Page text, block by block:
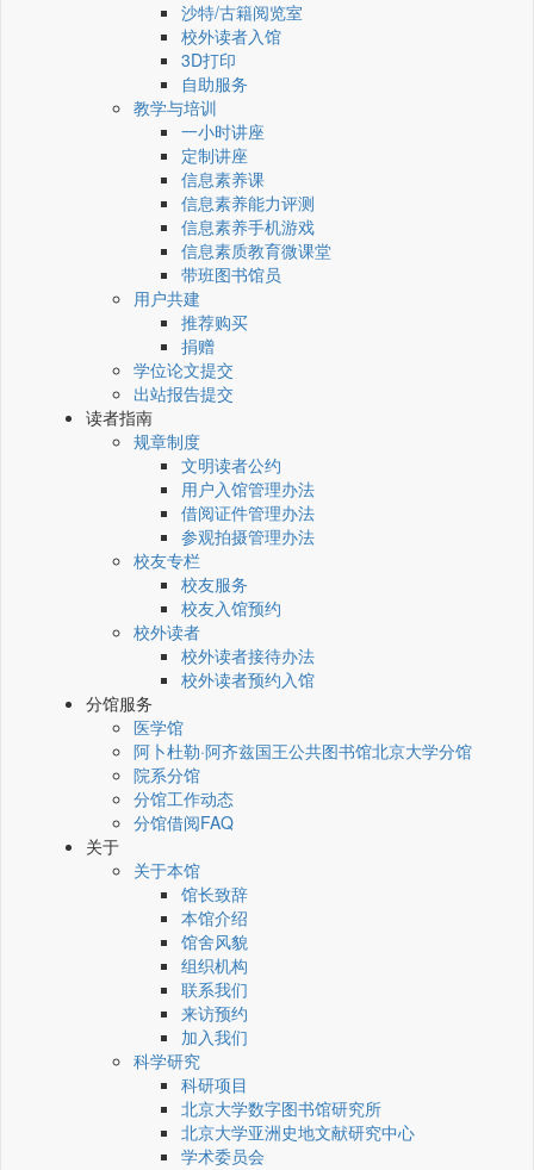
沙特/古籍阅览室
校外读者入馆
3D打印
自助服务
教学与培训
一小时讲座
定制讲座
信息素养课
信息素养能力评测
信息素养手机游戏
信息素质教育微课堂
带班图书馆员
用户共建
推荐购买
捐赠
学位论文提交
出站报告提交
读者指南
规章制度
文明读者公约
用户入馆管理办法
借阅证件管理办法
参观拍摄管理办法
校友专栏
校友服务
校友入馆预约
校外读者
校外读者接待办法
校外读者预约入馆
分馆服务
医学馆
阿卜杜勒·阿齐兹国王公共图书馆北京大学分馆
院系分馆
分馆工作动态
分馆借阅FAQ
关于
关于本馆
馆长致辞
本馆介绍
馆舍风貌
组织机构
联系我们
来访预约
加入我们
科学研究
科研项目
北京大学数字图书馆研究所
北京大学亚洲史地文献研究中心
学术委员会